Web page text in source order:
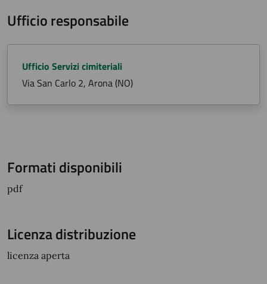
Ufficio responsabile
Ufficio Servizi cimiteriali
Via San Carlo 2, Arona (NO)
Formati disponibili
pdf
Licenza distribuzione
licenza aperta